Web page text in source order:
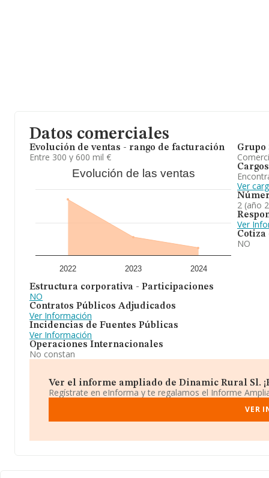
Datos comerciales
Evolución de ventas - rango de facturación
Entre 300 y 600 mil €
Evolución de las ventas
2022 2023 2024
Estructura corporativa - Participaciones
NO
Contratos Públicos Adjudicados
Ver Información
Incidencias de Fuentes Públicas
Ver Información
Operaciones Internacionales
No constan
Grupo
Cargos
Ver
2 (año
Ver
Cotiza
NO
Ver el informe ampliado de Dinamic Rural Sl.
Regístrate en eInforma y te regalamos el Informe
VER